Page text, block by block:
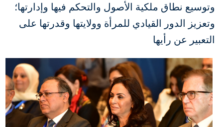
وتوسيع نطاق ملكية الأصول والتحكم فيها وإدارتها؛
وتعزيز الدور القيادي للمرأة وولايتها وقدرتها على
التعبير عن رأيها